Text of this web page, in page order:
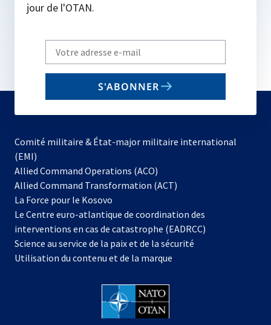
jour de l'OTAN.
Write
your
email
S'ABONNER
Comité militaire & État-major militaire international
(EMI)
Allied Command Operations (ACO)
dans
nouvel
onglet
Allied Command Transformation (ACT)
La Force pour le Kosovo
dans
un
nouvel
onglet
Le Centre euro-atlantique de coordination des
interventions en cas de catastrophe (EADRCC)
Science au service de la paix et de la sécurité
Utilisation du contenu et de la marque